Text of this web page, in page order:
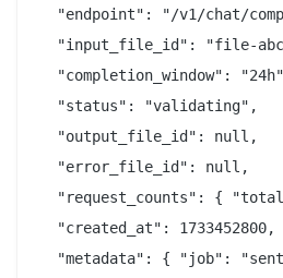
"endpoint": "/v1/chat/
"input_file_id": "file-
"completion_window":
  "status": "validating",
  "output_file_id": null,
  "error_file_id": null,
"request_counts": {
  "created_at": 1733452800,
"metadata": { "job":